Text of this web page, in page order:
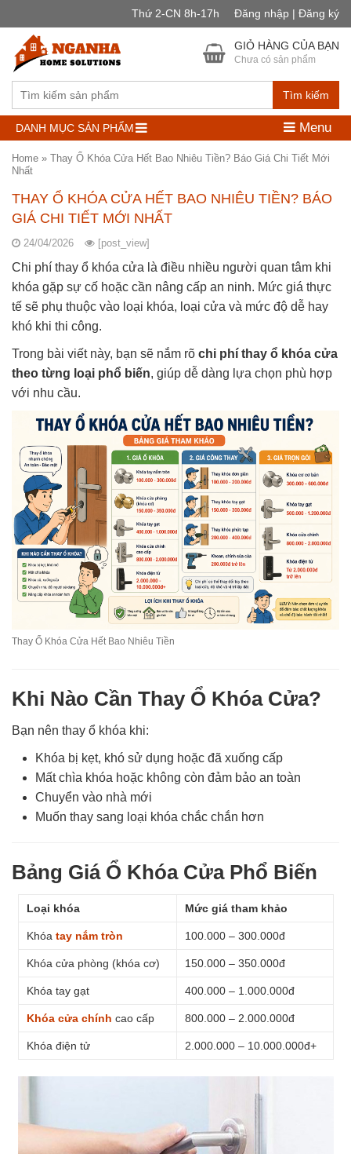
Thứ 2-CN 8h-17h Đăng nhập | Đăng ký
Tìm kiếm
GIỎ HÀNG CỦA BẠN
Chưa có sản phẩm
DANH MỤC SẢN PHẨM Menu
Home » Thay Ổ Khóa Cửa Hết Bao Nhiêu Tiền? Báo Giá Chi Tiết Mới
Nhất
THAY Ổ KHÓA CỬA HẾT BAO NHIÊU TIỀN? BÁO
GIÁ CHI TIẾT MỚI NHẤT
24/04/2026 [post_view]
Chi phí thay ổ khóa cửa là điều nhiều người quan tâm khi
khóa gặp sự cố hoặc cần nâng cấp an ninh. Mức giá thực
tế sẽ phụ thuộc vào loại khóa, loại cửa và mức độ dễ hay
khó khi thi công.
Trong bài viết này, bạn sẽ nắm rõ chi phí thay ổ khóa cửa
theo từng loại phổ biến, giúp dễ dàng lựa chọn phù hợp
với nhu cầu.
Thay Ổ Khóa Cửa Hết Bao Nhiêu Tiền
Khi Nào Cần Thay Ổ Khóa Cửa?
Bạn nên thay ổ khóa khi:
Khóa bị kẹt, khó sử dụng hoặc đã xuống cấp
Mất chìa khóa hoặc không còn đảm bảo an toàn
Chuyển vào nhà mới
Muốn thay sang loại khóa chắc chắn hơn
Bảng Giá Ổ Khóa Cửa Phổ Biến
Loại khóa Mức giá tham khảo
Khóa tay nắm tròn 100.000 – 300.000đ
Khóa cửa phòng (khóa cơ) 150.000 – 350.000đ
Khóa tay gạt 400.000 – 1.000.000đ
Khóa cửa chính cao cấp 800.000 – 2.000.000đ
Khóa điện tử 2.000.000 – 10.000.000đ+